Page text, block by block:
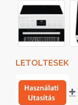
LETOLTESEK